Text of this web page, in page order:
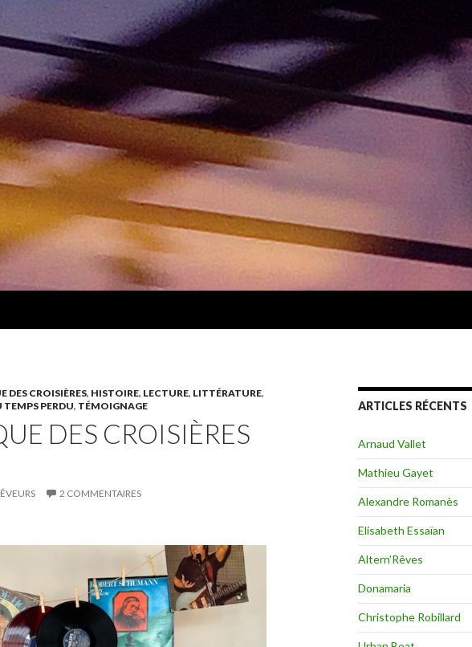
DES CROISIÈRES, HISTOIRE, LECTURE, LITTÉRATURE,
TEMPS PERDU, TÉMOIGNAGE
DES CROISIÈRES
2 COMMENTAIRES
ARTICLES RÉCENTS
Arnaud Vallet
Mathieu Gayet
Alexandre Romanès
Elisabeth Essaïan
Altern’Rêves
Donamaria
Christophe Robillard